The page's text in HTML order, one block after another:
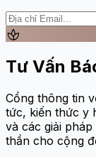
spa
Tư Vấn
Cổng thông tin
tức, kiến thức y
và các giải
thần cho cộng